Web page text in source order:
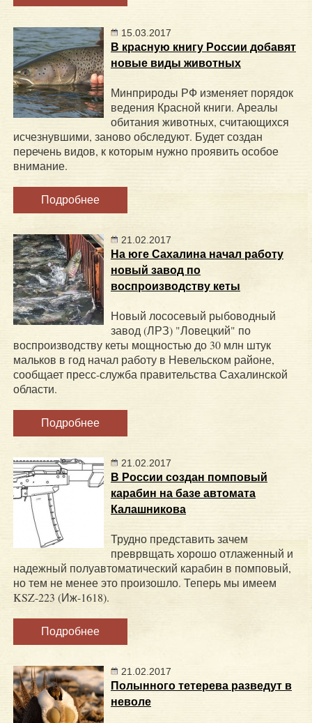
15.03.2017
В красную книгу России добавят
новые виды животных
Минприроды РФ изменяет порядок
ведения Красной книги. Ареалы
обитания животных, считающихся
исчезнувшими, заново обследуют. Будет создан
перечень видов, к которым нужно проявить особое
внимание.
Подробнее
21.02.2017
На юге Сахалина начал работу
новый завод по
воспроизводству кеты
Новый лососевый рыбоводный
завод (ЛРЗ) "Ловецкий" по
воспроизводству кеты мощностью до 30 млн штук
мальков в год начал работу в Невельском районе,
сообщает пресс-служба правительства Сахалинской
области.
Подробнее
21.02.2017
В России создан помповый
карабин на базе автомата
Калашникова
Трудно представить зачем
преврвщать хорошо отлаженный и
надежный полуавтоматический карабин в помповый,
но тем не менее это произошло. Теперь мы имеем
KSZ-223 (Иж-1618).
Подробнее
21.02.2017
Полынного тетерева разведут в
неволе